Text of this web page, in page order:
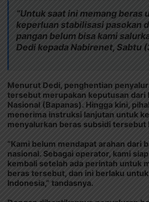
“Untuk saat ini memang beras
keperluan stabilisasi pasokan
pangan belum bisa kami
Dedi kepada Nabirenet, Sabtu
Menurut Dedi, penghentian
tersebut merupakan keputusan dari
Nasional (Bapanas). Hingga kini,
menerima instruksi lanjutan untuk
menyalurkan beras subsidi tersebut
“Kami belum mendapat arahan dari
nasional. Sebagai operator, kami
kembali setelah ada perintah untuk
beras tersebut, dan ini berlaku
Indonesia,” tandasnya.